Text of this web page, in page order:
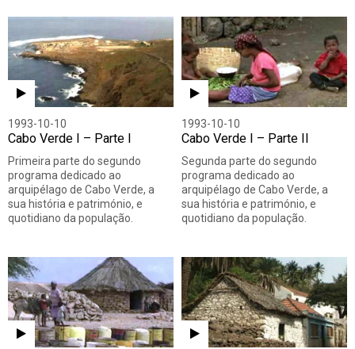
1993-10-10
Cabo Verde I – Parte I
Primeira parte do segundo
programa dedicado ao
arquipélago de Cabo Verde, a
sua história e património, e
quotidiano da população.
1993-10-10
Cabo Verde I – Parte II
Segunda parte do segundo
programa dedicado ao
arquipélago de Cabo Verde, a
sua história e património, e
quotidiano da população.